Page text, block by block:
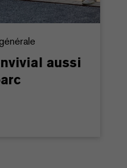
aussi